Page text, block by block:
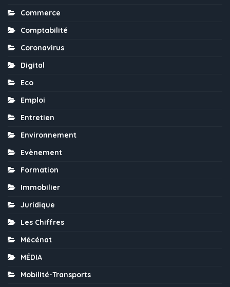
Commerce
Comptabilité
Coronavirus
Digital
Eco
Emploi
Entretien
Environnement
Evènement
Formation
Immobilier
Juridique
Les Chiffres
Mécénat
MÉDIA
Mobilité-Transports